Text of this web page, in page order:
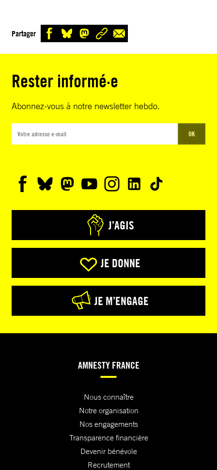
Partager
Rester informé·e
Abonnez-vous à notre newsletter hebdo.
OK
J’AGIS
JE DONNE
JE M’ENGAGE
AMNESTY FRANCE
Nous connaître
Notre organisation
Nos engagements
Transparence financière
Devenir bénévole
Recrutement